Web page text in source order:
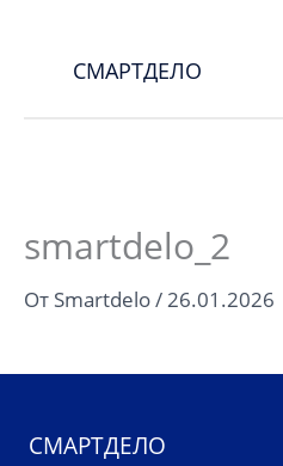
содержимому
СМАРТДЕЛО
smartdelo_2
От Smartdelo/26.01.2026
СМАРТДЕЛО